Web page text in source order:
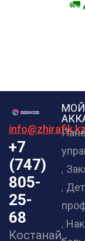
🚛
info@zhirafik.kz
+7
(747)
805-
25-
68
Костанай,
МОЙ